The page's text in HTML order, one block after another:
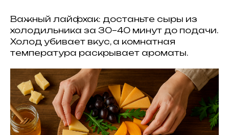
Важный лайфхак: достаньте сыры из
холодильника за 30–40 минут до подачи.
Холод убивает вкус, а комнатная
температура раскрывает ароматы.